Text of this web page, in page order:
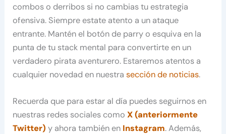
combos o derribos si no cambias tu estrategia
ofensiva. Siempre estate atento a un ataque
entrante. Mantén el botón de parry o esquiva en la
punta de tu stack mental para convertirte en un
verdadero pirata aventurero. Estaremos atentos a
cualquier novedad en nuestrasección de noticias.
Recuerda que para estar al día puedes seguirnos en
nuestras redes sociales comoX (anteriormente
Twitter) y ahora también en Instagram. Además,